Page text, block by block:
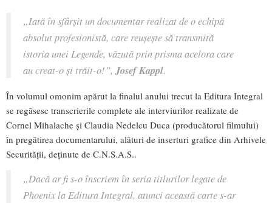
„Iată în sfârșit un documentar realizat de o echipă
absolut profesionistă, care reușește să transmită
istoria unei Legende, văzută prin prisma acelora care
au creat-o și trăit-o!”, Josef Kappl.
În volumul omonim apărut la finalul anului trecut la Editura Integral
se regăsesc transcrierile complete ale interviurilor realizate de
Cornel Mihalache și Claudia Nedelcu Duca (producătorul filmului)
în pregătirea documentarului, alături de inserturi grafice din Arhivele
Securității, deținute de C.N.S.A.S..
„Dacă ar fi s-o înscriem în seria titlurilor legate de
Phoenix la Editura Integral, atunci această carte s-ar